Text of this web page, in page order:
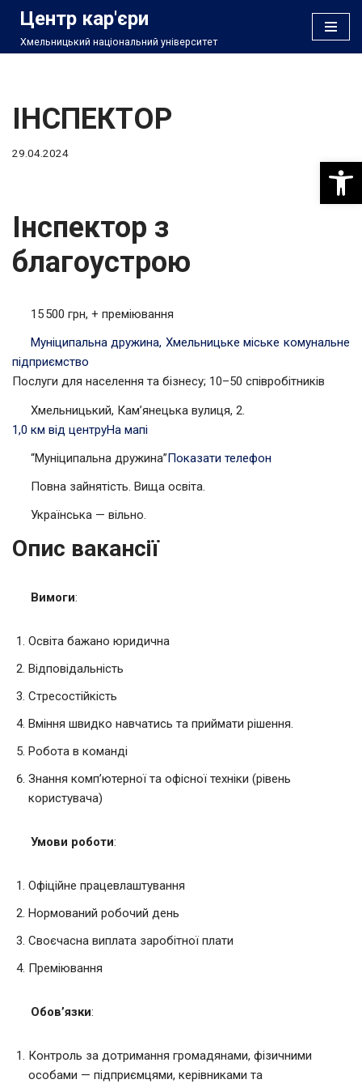
Перейти
Центр кар'єри
Хмельницький національний університет
ІНСПЕКТОР
29.04.2024
Інспектор з
благоустрою
15 500 грн, + преміювання
Муніципальна дружина, Хмельницьке міське комунальне
підприємство
Послуги для населення та бізнесу; 10–50 співробітників
Хмельницький, Кам’янецька вулиця, 2.
1,0 км від центруНа мапі
“Муніципальна дружина”Показати телефон
Повна зайнятість. Вища освіта.
Українська — вільно.
Опис вакансії
Вимоги:
Освіта бажано юридична
Відповідальність
Стресостійкість
Вміння швидко навчатись та приймати рішення.
Робота в команді
Знання комп’ютерної та офісної техніки (рівень
користувача)
Умови роботи:
Офіційне працевлаштування
Нормований робочий день
Своєчасна виплата заробітної плати
Преміювання
Обов’язки:
Контроль за дотримання громадянами, фізичними
особами — підприємцями, керівниками та